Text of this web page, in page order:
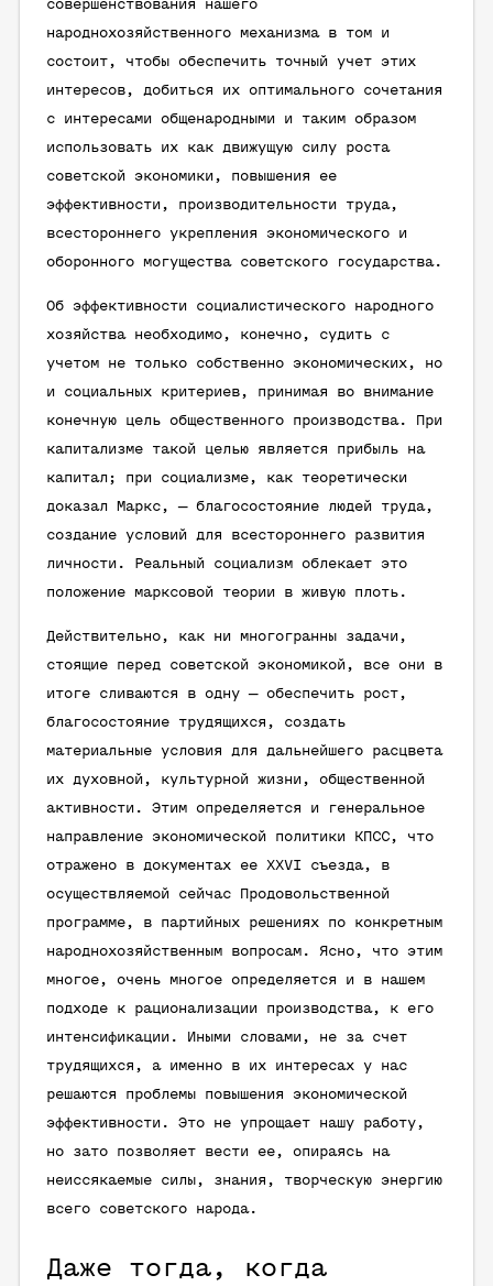
совершенствования нашего
народнохозяйственного механизма в том и
состоит, чтобы обеспечить точный учет этих
интересов, добиться их оптимального сочетания
с интересами общенародными и таким образом
использовать их как движущую силу роста
советской экономики, повышения ее
эффективности, производительности труда,
всестороннего укрепления экономического и
оборонного могущества советского государства.
Об эффективности социалистического народного
хозяйства необходимо, конечно, судить с
учетом не только собственно экономических, но
и социальных критериев, принимая во внимание
конечную цель общественного производства. При
капитализме такой целью является прибыль на
капитал; при социализме, как теоретически
доказал Маркс, — благосостояние людей труда,
создание условий для всестороннего развития
личности. Реальный социализм облекает это
положение марксовой теории в живую плоть.
Действительно, как ни многогранны задачи,
стоящие перед советской экономикой, все они в
итоге сливаются в одну — обеспечить рост,
благосостояние трудящихся, создать
материальные условия для дальнейшего расцвета
их духовной, культурной жизни, общественной
активности. Этим определяется и генеральное
направление экономической политики КПСС, что
отражено в документах ее XXVI съезда, в
осуществляемой сейчас Продовольственной
программе, в партийных решениях по конкретным
народнохозяйственным вопросам. Ясно, что этим
многое, очень многое определяется и в нашем
подходе к рационализации производства, к его
интенсификации. Иными словами, не за счет
трудящихся, а именно в их интересах у нас
решаются проблемы повышения экономической
эффективности. Это не упрощает нашу работу,
но зато позволяет вести ее, опираясь на
неиссякаемые силы, знания, творческую энергию
всего советского народа.
Даже тогда, когда